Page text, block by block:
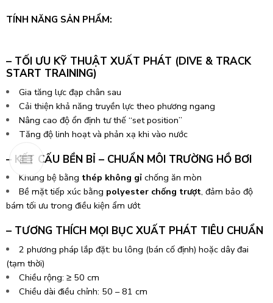
TÍNH NĂNG SẢN PHẨM:
– TỐI ƯU KỸ THUẬT XUẤT PHÁT (DIVE & TRACK
START TRAINING)
Gia tăng lực đạp chân sau
Cải thiện khả năng truyền lực theo phương ngang
Nâng cao độ ổn định tư thế “set position”
Tăng độ linh hoạt và phản xạ khi vào nước
– KẾT CẤU BỀN BỈ – CHUẨN MÔI TRƯỜNG HỒ BƠI
Khung bệ bằng thép không gỉchống ăn mòn
Bề mặt tiếp xúc bằng polyester chống trượt, đảm bảo độ
bám tối ưu trong điều kiện ẩm ướt
– TƯƠNG THÍCH MỌI BỤC XUẤT PHÁT TIÊU CHUẨN
2 phương pháp lắp đặt: bu lông (bán cố định) hoặc dây đai
(tạm thời)
Chiều rộng: ≥ 50 cm
Chiều dài điều chỉnh: 50 – 81 cm